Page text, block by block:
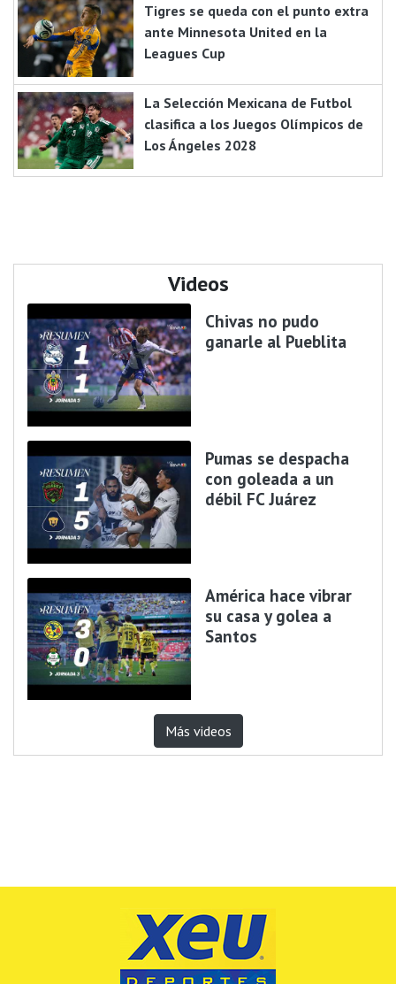
Tigres se queda con el punto extra
ante Minnesota United en la
Leagues Cup
La Selección Mexicana de Futbol
clasifica a los Juegos Olímpicos de
Los Ángeles 2028
Videos
Chivas no pudo
ganarle al Pueblita
Pumas se despacha
con goleada a un
débil FC Juárez
América hace vibrar
su casa y golea a
Santos
Más videos